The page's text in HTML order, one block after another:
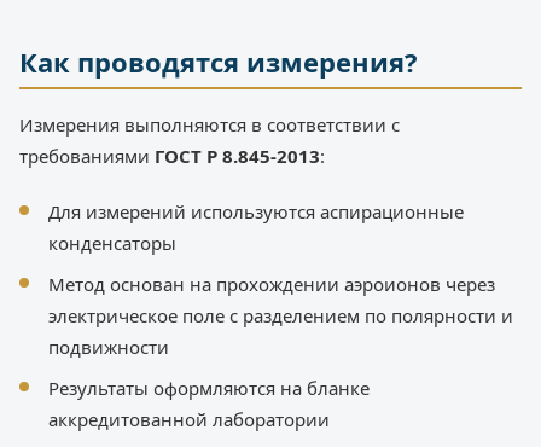
Как проводятся измерения?
Измерения выполняются в соответствии с
требованиями ГОСТ Р 8.845-2013:
Для измерений используются аспирационные
конденсаторы
Метод основан на прохождении аэроионов через
электрическое поле с разделением по полярности и
подвижности
Результаты оформляются на бланке
аккредитованной лаборатории